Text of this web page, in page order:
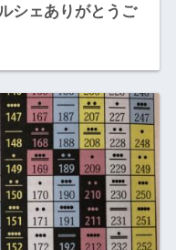
シェありがとうご